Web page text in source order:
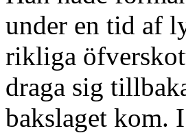
under en tid af
rikliga
draga sig
bakslaget kom.